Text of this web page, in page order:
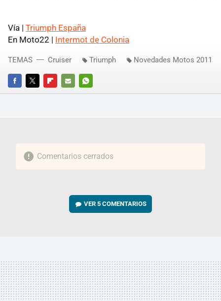
Vía | Triumph España
En Moto22 | Intermot de Colonia
FACEBOOKTWITTERFLIPBOARD
E-
WHATSAPP
TEMAS Cruiser Triumph Novedades Motos 2011
Comentarios cerrados
VER5 COMENTARIOS